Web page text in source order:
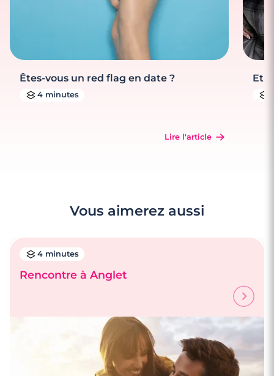
Êtes-vous un red flag en date ?
4 minutes
Lire l'article
Et
Vous aimerez aussi
4 minutes
Rencontre à Anglet